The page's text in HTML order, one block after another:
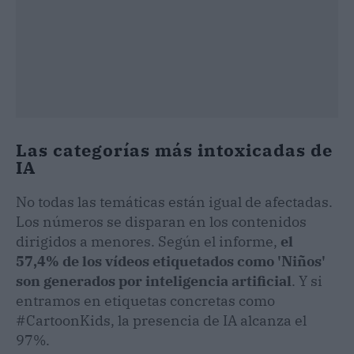
Las categorías más intoxicadas de
IA
No todas las temáticas están igual de afectadas.
Los números se disparan en los contenidos
dirigidos a menores. Según el informe, el
57,4% de los vídeos etiquetados como 'Niños'
son generados por inteligencia artificial. Y si
entramos en etiquetas concretas como
#CartoonKids, la presencia de IA alcanza el
97%.